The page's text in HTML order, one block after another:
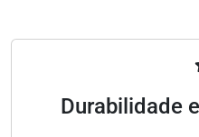
Durabilidade